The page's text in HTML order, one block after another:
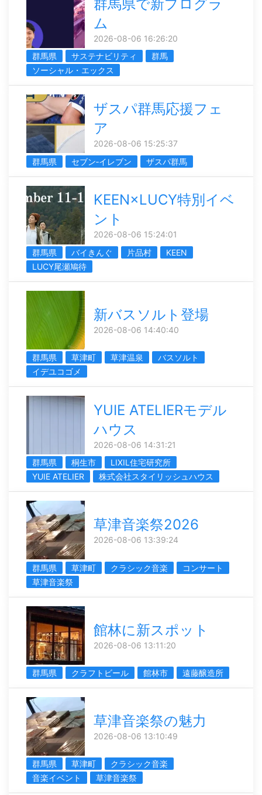
群馬県で新プログラ
ム
2026-08-06 16:26:20
群馬県
サステナビリティ
群馬
ソーシャル・エックス
ザスパ群馬応援フェ
ア
2026-08-06 15:25:37
群馬県
セブン‐イレブン ザスパ群馬
KEEN×LUCY特別イベ
ント
2026-08-06 15:24:01
群馬県
バイきんぐ 片品村
KEEN
LUCY尾瀬鳩待
新バスソルト登場
2026-08-06 14:40:40
群馬県 草津町 草津温泉
バスソルト
イデユコゴメ
YUIE ATELIERモデル
ハウス
2026-08-06 14:31:21
群馬県
桐生市
LIXIL住宅研究所
YUIE ATELIER
株式会社スタイリッシュハウス
草津音楽祭2026
2026-08-06 13:39:24
群馬県 草津町 クラシック音楽
コンサート
草津音楽祭
館林に新スポット
2026-08-06 13:11:20
群馬県 クラフトビール 館林市 遠藤醸造所
草津音楽祭の魅力
2026-08-06 13:10:49
群馬県 草津町
クラシック音楽
音楽イベント
草津音楽祭